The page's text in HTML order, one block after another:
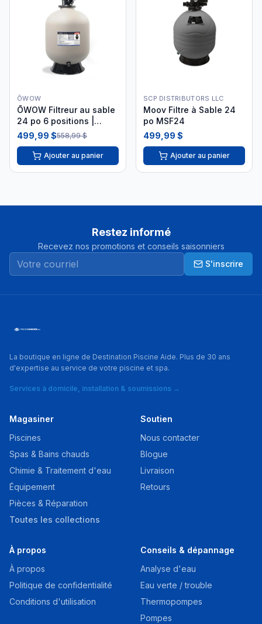
ŌWOW
ŌWOW Filtreur au sable
24 po 6 positions |
SF124
499,99 $558,99 $
Ajouter au panier
SCP DISTRIBUTORS LLC
Moov Filtre à Sable 24
po MSF24
499,99 $
Ajouter au panier
Restez informé
Recevez nos promotions et conseils saisonniers
S'inscrire
La boutique en ligne de Destination Piscine Aide. Plus de 30 ans
d'expertise au service de votre piscine et spa.
Services à domicile, installation & soumissions →
Magasiner
Piscines
Spas & Bains chauds
Chimie & Traitement d'eau
Équipement
Pièces & Réparation
Toutes les collections
Soutien
Nous contacter
Blogue
Livraison
Retours
À propos
À propos
Politique de confidentialité
Conditions d'utilisation
Conseils & dépannage
Analyse d'eau
Eau verte / trouble
Thermopompes
Pompes